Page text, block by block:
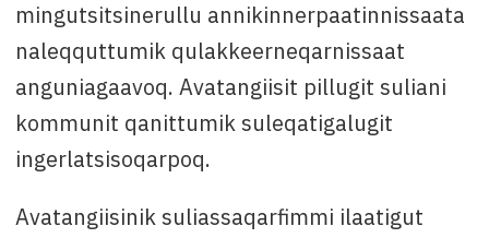
mingutsitsinerullu annikinnerpaatinnissaata
naleqquttumik qulakkeerneqarnissaat
anguniagaavoq. Avatangiisit pillugit suliani
kommunit qanittumik suleqatigalugit
ingerlatsisoqarpoq.
Avatangiisinik suliassaqarfimmi ilaatigut